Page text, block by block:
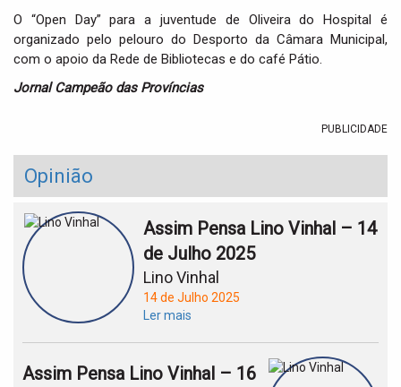
O “Open Day” para a juventude de Oliveira do Hospital é
organizado pelo pelouro do Desporto da Câmara Municipal,
com o apoio da Rede de Bibliotecas e do café Pátio.
Jornal Campeão das Províncias
PUBLICIDADE
Opinião
Assim Pensa Lino Vinhal – 14
de Julho 2025
Lino Vinhal
14 de Julho 2025
Ler mais
Assim Pensa Lino Vinhal – 16